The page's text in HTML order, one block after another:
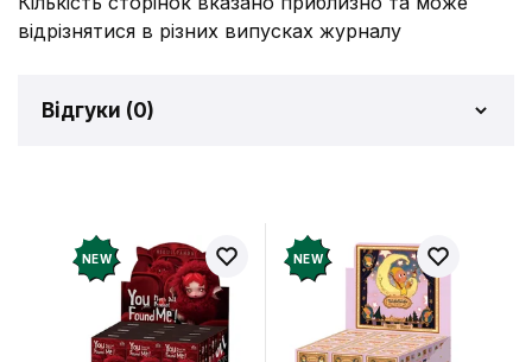
відрізнятися в різних випусках журналу
Відгуки (0)
Додайте відгук і отримайте 50 грн на свій
рахунок
Залишити відгук
NEW NEW